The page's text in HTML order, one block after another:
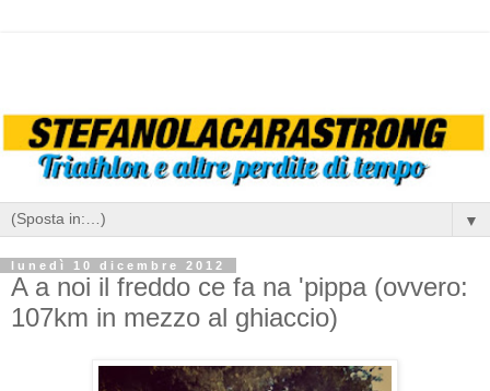
▼
lunedì 10 dicembre 2012
A a noi il freddo ce fa na 'pippa (ovvero:
107km in mezzo al ghiaccio)